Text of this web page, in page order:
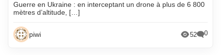
Guerre en Ukraine : en interceptant un drone à plus de 6 800
mètres d’altitude, […]
piwi 52 0